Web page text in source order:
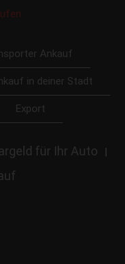
Ankauf
in deiner Stadt
Export
für Ihr Auto |